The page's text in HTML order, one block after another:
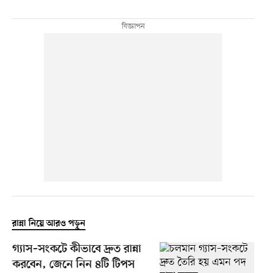
রান্না নিয়ে আরও পড়ুন
গ্যাস–সংকটে কীভাবে দ্রুত রান্না
করবেন, জেনে নিন ৪টি টিপস